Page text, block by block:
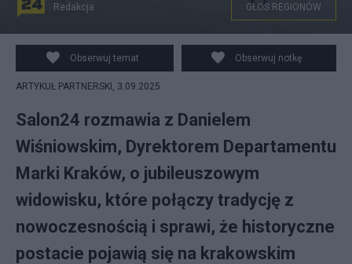
Na zdjęciu: Daniel Wiśniowski, fot. Linkedin/Daniel
Wiśniowski
Redakcja GŁOS REGIONÓW
Obserwuj temat Obserwuj notkę
ARTYKUŁ PARTNERSKI, 3.09.2025
Salon24 rozmawia z Danielem
Wiśniowskim, Dyrektorem Departamentu
Marki Kraków, o jubileuszowym
widowisku, które połączy tradycję z
nowoczesnością i sprawi, że historyczne
postacie pojawią się na krakowskim